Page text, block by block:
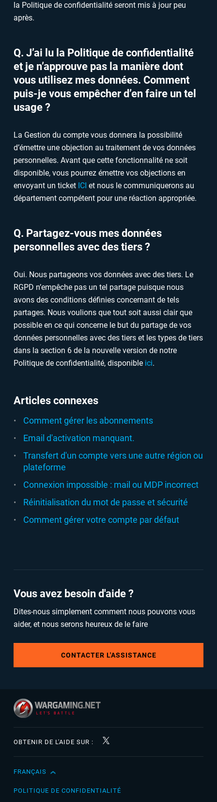
la Politique de confidentialité seront mis à jour peu
après.
Q. J’ai lu la Politique de confidentialité
et je n’approuve pas la manière dont
vous utilisez mes données. Comment
puis-je vous empêcher d’en faire un tel
usage ?
La Gestion du compte vous donnera la possibilité
d’émettre une objection au traitement de vos données
personnelles. Avant que cette fonctionnalité ne soit
disponible, vous pourrez émettre vos objections en
envoyant un ticket ICI et nous le communiquerons au
département compétent pour une réaction appropriée.
Q. Partagez-vous mes données
personnelles avec des tiers ?
Oui. Nous partageons vos données avec des tiers. Le
RGPD n’empêche pas un tel partage puisque nous
avons des conditions définies concernant de tels
partages. Nous voulions que tout soit aussi clair que
possible en ce qui concerne le but du partage de vos
données personnelles avec des tiers et les types de tiers
dans la section 6 de la nouvelle version de notre
Politique de confidentialité, disponible ici.
Articles connexes
Comment gérer les abonnements
Email d'activation manquant.
Transfert d'un compte vers une autre région ou
plateforme
Connexion impossible : mail ou MDP incorrect
Réinitialisation du mot de passe et sécurité
Comment gérer votre compte par défaut
Vous avez besoin d'aide ?
Dites-nous simplement comment nous pouvons vous
aider, et nous serons heureux de le faire
CONTACTER L'ASSISTANCE
OBTENIR DE L'AIDE SUR :
English
Čeština
FRANÇAIS
POLITIQUE DE CONFIDENTIALITÉ